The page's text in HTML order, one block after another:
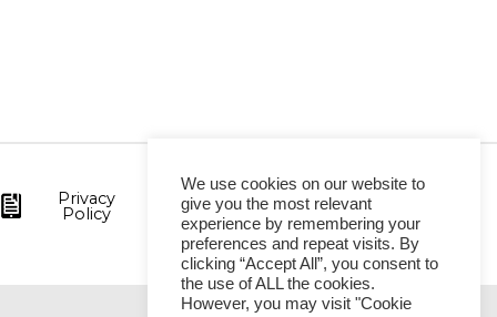
Privacy
Policy
We use cookies on our website to
give you the most relevant
experience by remembering your
preferences and repeat visits. By
clicking “Accept All”, you consent to
the use of ALL the cookies.
However, you may visit "Cookie